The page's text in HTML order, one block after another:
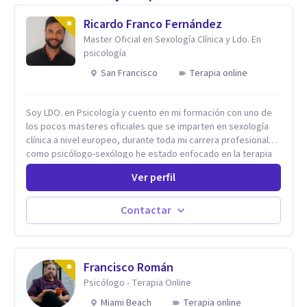
Ricardo Franco Fernández
Master Oficial en Sexología Clínica y Ldo. En
psicología
San Francisco
Terapia online
Soy LDO. en Psicología y cuento en mi formación con uno de
los pocos masteres oficiales que se imparten en sexología
clínica a nivel europeo, durante toda mi carrera profesional
como psicólogo-sexólogo he estado enfocado en la terapia
sexual desde una perspectiva multidisciplinar BIO-PSICO-
SOCIAL ya que aunque las bases de mi trabajo son
psicológicas, si no se tienen en consideración otros factores
la terapia puede no funcionar al tener una visión demasiado
simplista, excluyendo de antemano otros factores que
como algo particular e intentando adaptarme a tu situación
personal concreta. En especial mi ámbito de trabajo es la
disfunción eréctil, la eyaculación precoz y la falta de deseo
Ver perfil
Contactar
Francisco Román
Psicólogo - Terapia Online
Miami Beach
Terapia online